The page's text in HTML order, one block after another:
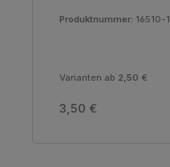
Produktnummer: 16510-1
Varianten ab 2,50 €
Regulärer Preis:
3,50 €